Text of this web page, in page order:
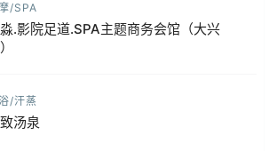
/SPA
.影院足道.SPA主题商务会馆（大兴
/汗蒸
汤泉